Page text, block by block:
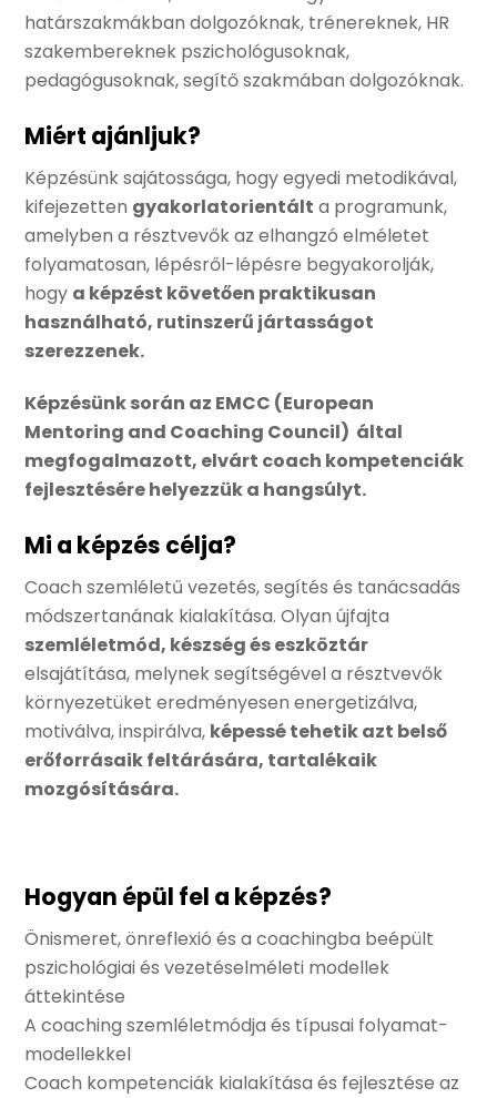
határszakmákban dolgozóknak, trénereknek, HR
szakembereknek pszichológusoknak,
pedagógusoknak, segítő szakmában dolgozóknak.
Miért ajánljuk?
Képzésünk sajátossága, hogy egyedi metodikával,
kifejezetten gyakorlatorientált a programunk,
amelyben a résztvevők az elhangzó elméletet
folyamatosan, lépésről-lépésre begyakorolják,
hogy a képzést követően praktikusan
használható, rutinszerű jártasságot
szerezzenek.
Képzésünk során az EMCC (European
Mentoring and Coaching Council) által
megfogalmazott, elvárt coach kompetenciák
fejlesztésére helyezzük a hangsúlyt.
Mi a képzés célja?
Coach szemléletű vezetés, segítés és tanácsadás
módszertanának kialakítása. Olyan újfajta
szemléletmód, készség és eszköztár
elsajátítása, melynek segítségével a résztvevők
környezetüket eredményesen energetizálva,
motiválva, inspirálva, képessé tehetik azt belső
erőforrásaik feltárására, tartalékaik
mozgósítására.
Hogyan épül fel a képzés?
Önismeret, önreflexió és a coachingba beépült
pszichológiai és vezetéselméleti modellek
áttekintése
A coaching szemléletmódja és típusai folyamat-
modellekkel
Coach kompetenciák kialakítása és fejlesztése az